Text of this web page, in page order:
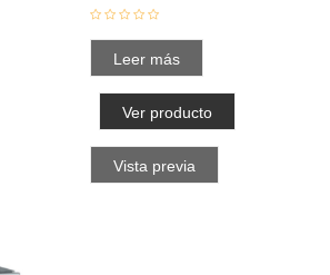
Leer más
Ver producto
Vista previa